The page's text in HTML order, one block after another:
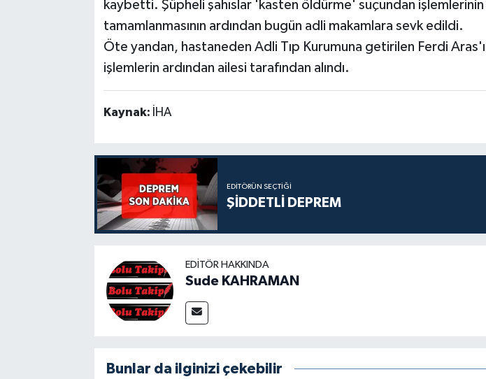
kaybetti. Şüpheli şahıslar 'kasten öldürme' suçundan işlemlerinin
tamamlanmasının ardından bugün adli makamlara sevk edildi.
Öte yandan, hastaneden Adli Tıp Kurumuna getirilen Ferdi
işlemlerin ardından ailesi tarafından alındı.
Kaynak: İHA
EDITÖRÜN SEÇTIĞI
ŞİDDETLİ DEPREM
EDITÖR HAKKINDA
Sude KAHRAMAN
Bunlar da ilginizi çekebilir